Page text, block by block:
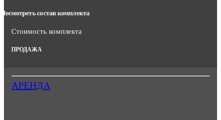
Посмотреть состав комплекта
Стоимость комплекта
ПРОДАЖА
АРЕНДА